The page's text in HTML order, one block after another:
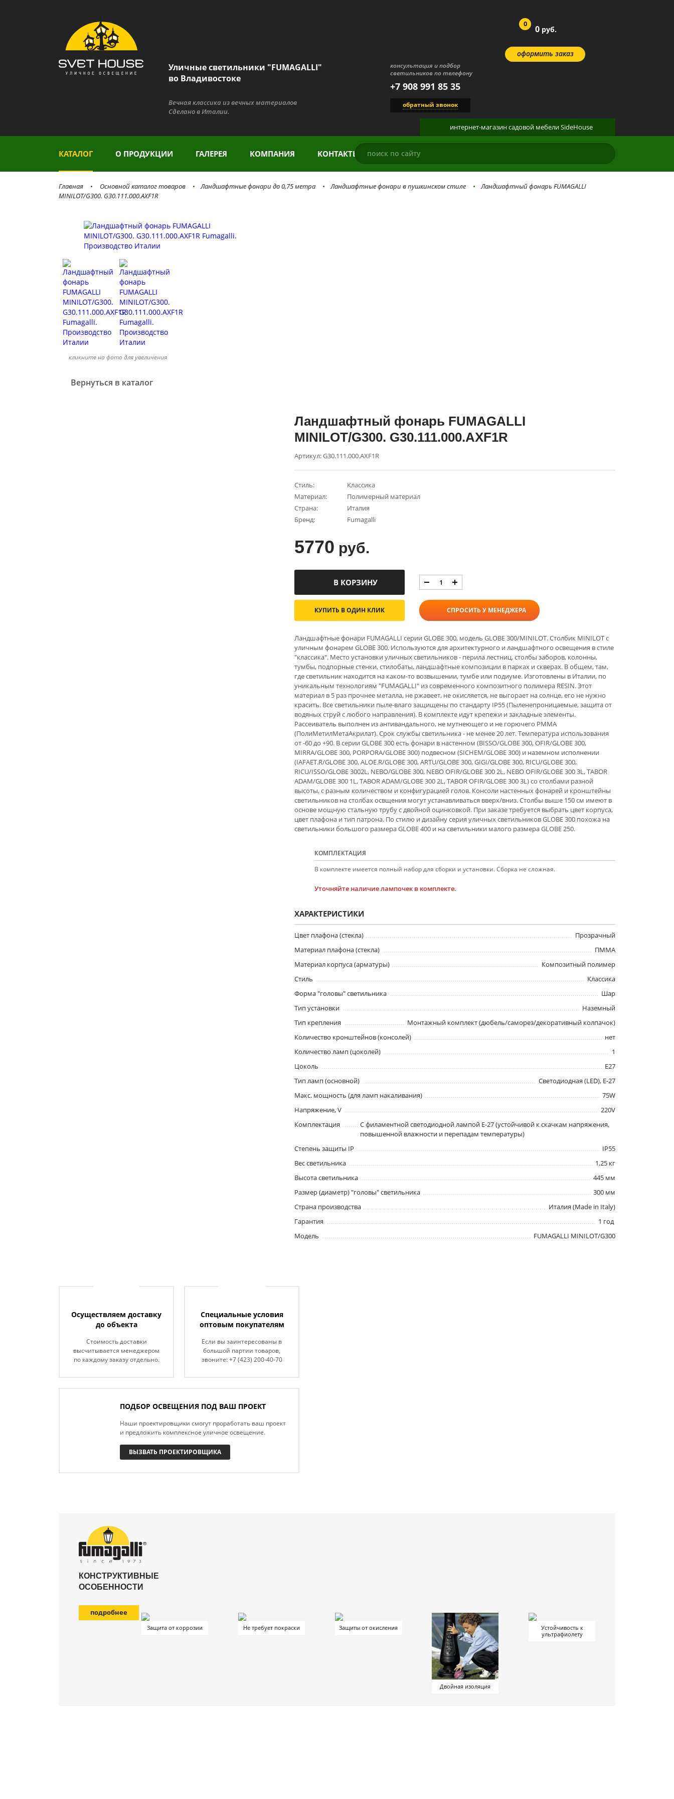
0 0 руб.
оформить заказ
Уличные светильники "FUMAGALLI"
во Владивостоке
Вечная классика из вечных материалов
Сделано в Италии.
консультация и подбор
светильников по телефону
+7 908 991 85 35
обратный звонок
интернет-магазинсадовой мебелиSideHouse
КАТАЛОГ О ПРОДУКЦИИ ГАЛЕРЕЯ КОМПАНИЯ КОНТАКТЫ
Главная Основной каталог товаров Ландшафтные фонари до 0,75 метра Ландшафтные фонари в пушкинском стиле
Ландшафтный фонарь FUMAGALLI
MINILOT/G300. G30.111.000.AXF1R
кликните на фото для увеличения
Вернуться в каталог
Ландшафтный фонарь FUMAGALLI
MINILOT/G300. G30.111.000.AXF1R
Артикул: G30.111.000.AXF1R
Стиль:
Классика
Материал:
Полимерный материал
Страна:
Италия
Бренд:
Fumagalli
5770 руб.
КУПИТЬ В ОДИН КЛИК СПРОСИТЬ У МЕНЕДЖЕРА
Ландшафтные фонари FUMAGALLI серии GLOBE 300, модель GLOBE 300/MINILOT. Столбик MINILOT с
уличным фонарем GLOBE 300. Используются для архитектурного и ландшафтного освещения в стиле
"классика". Место установки уличных светильников - перила лестниц, столбы заборов, колонны,
тумбы, подпорные стенки, стилобаты, ландшафтные композиции в парках и скверах. В общем, там,
где светильник находится на каком-то возвышении, тумбе или подиуме. Изготовлены в Италии, по
уникальным технологиям "FUMAGALLI" из современного композитного полимера RESIN. Этот
материал в 5 раз прочнее металла, не ржавеет, не окисляется, не выгорает на солнце, его не нужно
красить. Все светильники пыле-влаго защищены по стандарту IP55 (Пыленепроницаемые, защита от
водяных струй с любого направления). В комплекте идут крепежи и закладные элементы.
Рассеиватель выполнен из антивандального, не мутнеющего и не горючего PMMA
(ПолиМетилМетаАкрилат). Срок службы светильника - не менее 20 лет. Температура использования
от -60 до +90. В серии GLOBE 300 есть фонари в настенном (BISSO/GLOBE 300, OFIR/GLOBE 300,
MIRRA/GLOBE 300, PORPORA/GLOBE 300) подвесном (SICHEM/GLOBE 300) и наземном исполнении
(IAFAET.R/GLOBE 300, ALOE.R/GLOBE 300, ARTU/GLOBE 300, GIGI/GLOBE 300, RICU/GLOBE 300,
RICU/ISSO/GLOBE 3002L, NEBO/GLOBE 300, NEBO OFIR/GLOBE 300 2L, NEBO OFIR/GLOBE 300 3L, TABOR
ADAM/GLOBE 300 1L, TABOR ADAM/GLOBE 300 2L, TABOR OFIR/GLOBE 300 3L) со столбами разной
высоты, с разным количеством и конфигурацией голов. Консоли настенных фонарей и кронштейны
светильников на столбах освщения могут устанавливаться вверх/вниз. Столбы выше 150 см имеют в
основе мощную стальную трубу с двойной оцинковкой. При заказе требуется выбрать цвет корпуса,
цвет плафона и тип патрона. По стилю и дизайну серия уличных светильников GLOBE 300 похожа на
светильники большого размера GLOBE 400 и на светильники малого размера GLOBE 250.
КОМПЛЕКТАЦИЯ
В комплекте имеется полный набор для сборки и установки. Сборка не сложная.
Уточняйте наличие лампочек в комплекте.
ХАРАКТЕРИСТИКИ
Цвет плафона (стекла)
Прозрачный
Материал плафона (стекла)
ПММА
Материал корпуса (арматуры)
Композитный полимер
Стиль
Классика
Форма "головы" светильника
Шар
Тип установки
Наземный
Тип крепления
Монтажный комплект (дюбель/саморез/декоративный колпачок)
Количество кронштейнов (консолей)
нет
Количество ламп (цоколей)
1
Цоколь
E27
Тип ламп (основной)
Светодиодная (LED), Е-27
Макс. мощность (для ламп накаливания)
75W
Напряжение, V
220V
Комплектация
С филаментной светодиодной лампой E-27 (устойчивой к скачкам напряжения,
повышенной влажности и перепадам температуры)
Степень защиты IP
IP55
Вес светильника
1,25 кг
Высота светильника
445 мм
Размер (диаметр) "головы" светильника
300 мм
Страна производства
Италия (Made in Italy)
Гарантия
1 год
Модель
FUMAGALLI MINILOT/G300
Осуществляем доставку
до объекта
Стоимость доставки
высчитывается менеджером
по каждому заказу отдельно.
Специальные условия
оптовым покупателям
Если вы заинтересованы в
большой партии товаров,
звоните: +7 (423) 200-40-70
ПОДБОР ОСВЕЩЕНИЯ ПОД ВАШ ПРОЕКТ
Наши проектировщики смогут проработать ваш проект
и предложить комплексное уличное освещение.
ВЫЗВАТЬ ПРОЕКТИРОВЩИКА
КОНСТРУКТИВНЫЕ
ОСОБЕННОСТИ
подробнее
Защита от коррозии Не требует покраски Защиты от окисления
Двойная изоляция
Устойчивость к
ультрафиолету